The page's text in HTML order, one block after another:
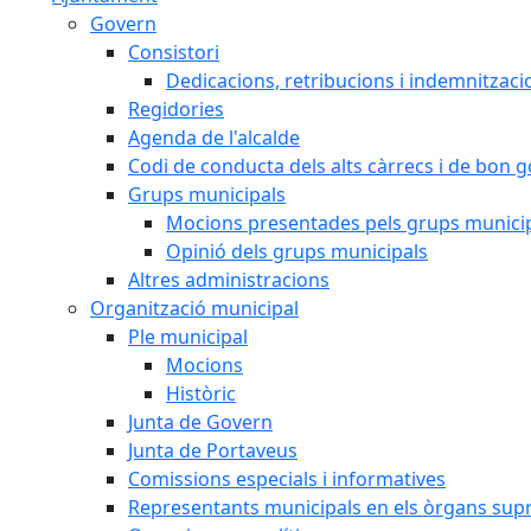
Govern
Consistori
Dedicacions, retribucions i
Regidories
Agenda de l'alcalde
Codi de conducta dels alts càrrecs i de bon
Grups municipals
Mocions presentades pels grups
Opinió dels grups municipals
Altres administracions
Organització municipal
Ple municipal
Mocions
Històric
Junta de Govern
Junta de Portaveus
Comissions especials i informatives
Representants municipals en els òrgans